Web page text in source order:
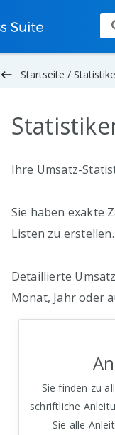
keyboard_backspace Startseite /
Ihre Umsatz-
Sie haben exakte
Listen zu erstellen.
Detaillierte
Monat, Jahr oder
Sie finden zu
schriftliche
Sie alle